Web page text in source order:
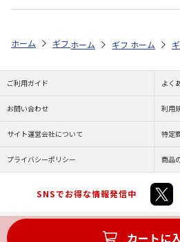
カートに
ホーム ギフトストア お中元・夏ギフ
ホーム ギフトストア
ホーム
ご利用ガイド よく
お問い合わせ 利用
サイト運営会社について 特定
プライバシーポリシー 商品
SNSでお得な情報発信中